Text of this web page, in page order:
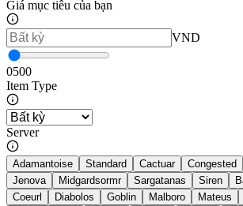
Giá mục tiêu của bạn
VND
0500
Item Type
Server
Adamantoise Standard Cactuar Congested
Jenova
Midgardsormr Sargatanas Siren
Coeurl
Diabolos Goblin Malboro Mateus